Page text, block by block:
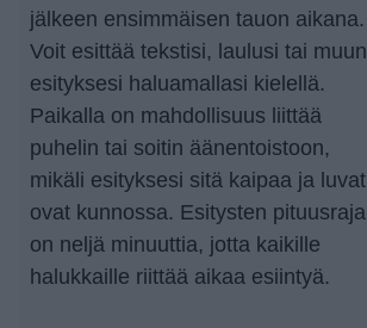
jälkeen ensimmäisen tauon aikana.
Voit esittää tekstisi, laulusi tai muun
esityksesi haluamallasi kielellä.
Paikalla on mahdollisuus liittää
puhelin tai soitin äänentoistoon,
mikäli esityksesi sitä kaipaa ja luvat
ovat kunnossa. Esitysten pituusraja
on neljä minuuttia, jotta kaikille
halukkaille riittää aikaa esiintyä.